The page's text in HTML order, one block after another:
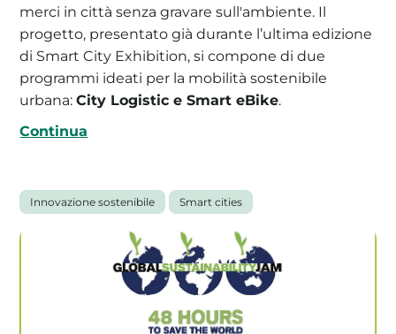
merci in città senza gravare sull'ambiente. Il
progetto, presentato già durante l’ultima edizione
di Smart City Exhibition, si compone di due
programmi ideati per la mobilità sostenibile
urbana:City Logistic e Smart eBike.
Continua
Innovazione sostenibile Smart cities